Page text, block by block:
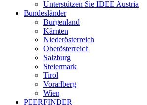
Unterstützen Sie IDEE Austria
Bundesländer
Burgenland
Kärnten
Niederösterreich
Oberösterreich
Salzburg
Steiermark
Tirol
Vorarlberg
Wien
PEERFINDER